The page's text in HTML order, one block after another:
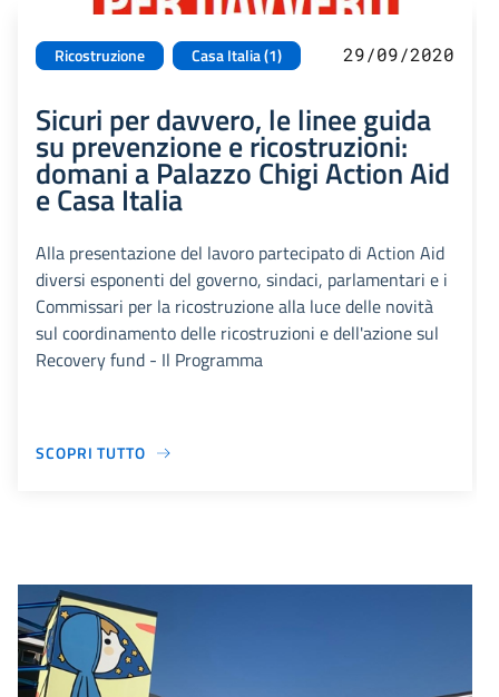
Ricostruzione Casa Italia (1) 29/09/2020
Sicuri per davvero, le linee guida
su prevenzione e ricostruzioni:
domani a Palazzo Chigi Action Aid
e Casa Italia
Alla presentazione del lavoro partecipato di Action Aid
diversi esponenti del governo, sindaci, parlamentari e i
Commissari per la ricostruzione alla luce delle novità
sul coordinamento delle ricostruzioni e dell'azione sul
Recovery fund - Il Programma
SCOPRI TUTTO